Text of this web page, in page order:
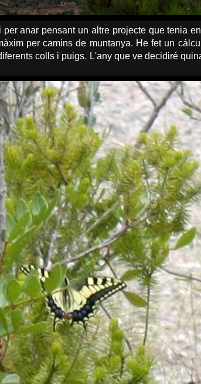
anar pensant un altre projecte que tenia
per camins de muntanya. He fet un
colls i puigs. L'any que ve decidiré